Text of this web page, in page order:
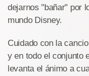
dejarnos "bañar" por
mundo Disney.
Cuidado con la
y en todo el conjunto
levanta el ánimo a